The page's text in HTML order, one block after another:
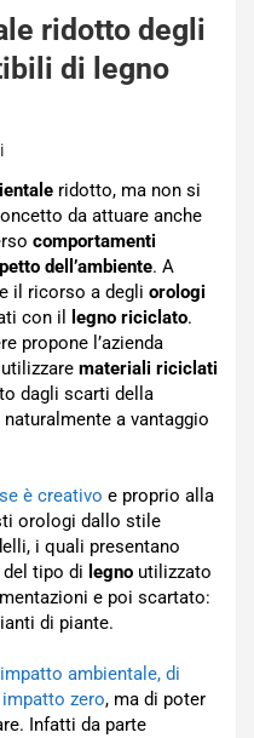
ridotto degli
di legno
ridotto, ma non si
da attuare anche
comportamenti
dell’ambiente. A
il ricorso a degli orologi
con il legno riciclato.
propone l’azienda
materiali riciclati
dagli scarti della
a vantaggio
è creativo e proprio alla
orologi dallo stile
i quali presentano
tipo di legno utilizzato
e poi scartato:
di piante.
ambientale, di
zero, ma di poter
Infatti da parte